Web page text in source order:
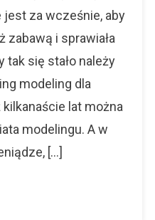
jest za wcześnie, aby
zabawą i sprawiała
tak się stało należy
modeling dla
lat można
modelingu. A w
[…]